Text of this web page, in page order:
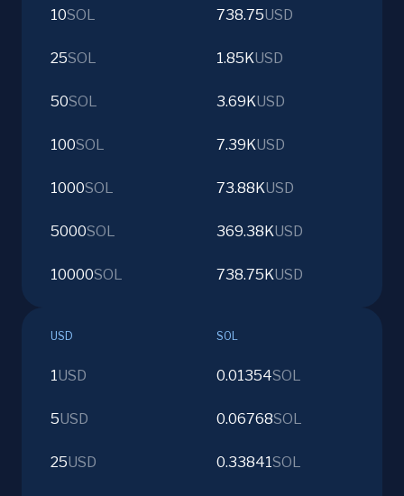
10SOL 738.75USD
25SOL 1.85KUSD
50SOL 3.69KUSD
100SOL 7.39KUSD
1000SOL 73.88KUSD
5000SOL 369.38KUSD
10000SOL 738.75KUSD
USD SOL
1USD 0.01354SOL
5USD 0.06768SOL
25USD 0.33841SOL